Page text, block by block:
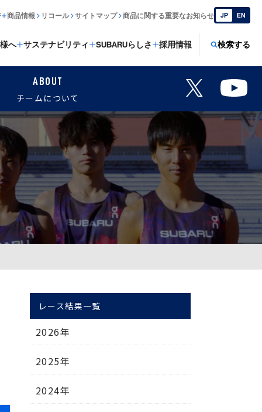
へ サステナビリティ SUBARUらしさ 採用情報 検索する
商品情報 リコール サイトマップ 商品に関する重要なお知らせ JP EN
ABOUT
チームについて
レース結果一覧
2026年
2025年
2024年